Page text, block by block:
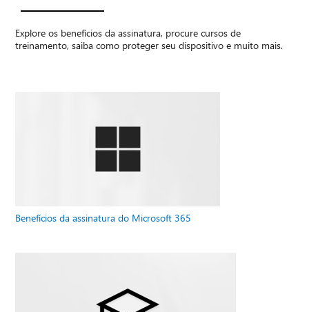
Explore os benefícios da assinatura, procure cursos de
treinamento, saiba como proteger seu dispositivo e muito mais.
Benefícios da assinatura do Microsoft 365